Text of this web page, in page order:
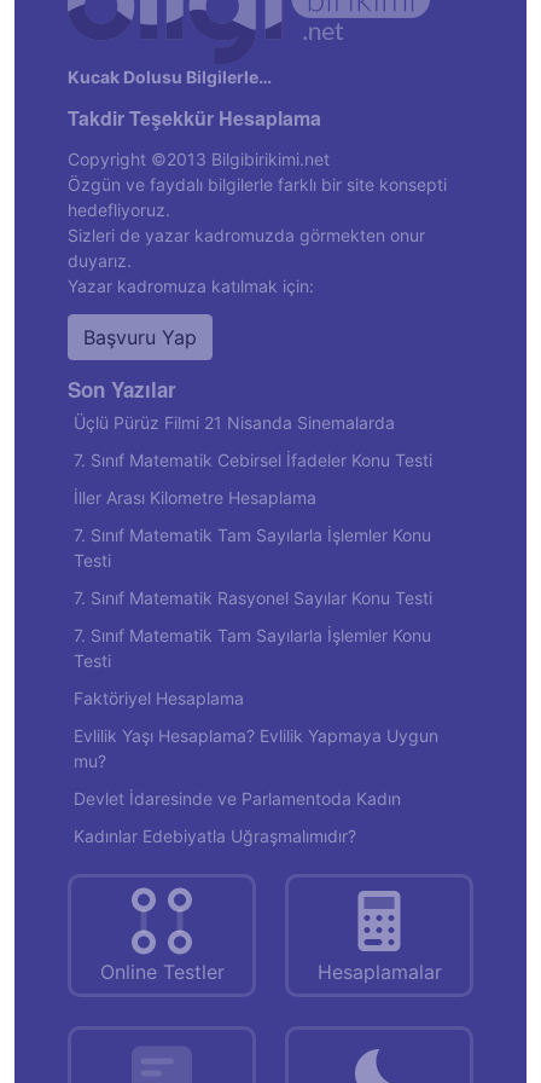
Kucak Dolusu Bilgilerle…
Takdir Teşekkür Hesaplama
Copyright ©2013 Bilgibirikimi.net
Özgün ve faydalı bilgilerle farklı bir site konsepti
hedefliyoruz.
Sizleri de yazar kadromuzda görmekten onur
duyarız.
Yazar kadromuza katılmak için:
Başvuru Yap
Son Yazılar
Üçlü Pürüz Filmi 21 Nisanda Sinemalarda
7. Sınıf Matematik Cebirsel İfadeler Konu Testi
İller Arası Kilometre Hesaplama
7. Sınıf Matematik Tam Sayılarla İşlemler Konu
Testi
7. Sınıf Matematik Rasyonel Sayılar Konu Testi
7. Sınıf Matematik Tam Sayılarla İşlemler Konu
Testi
Faktöriyel Hesaplama
Evlilik Yaşı Hesaplama? Evlilik Yapmaya Uygun
mu?
Devlet İdaresinde ve Parlamentoda Kadın
Kadınlar Edebiyatla Uğraşmalımıdır?
Online Testler Hesaplamalar